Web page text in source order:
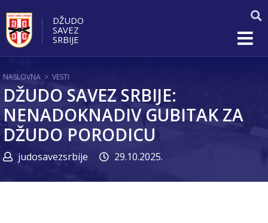
DŽUDO
SAVEZ
SRBIJE
NASLOVNA > VESTI
DŽUDO SAVEZ SRBIJE:
NENADOKNADIV GUBITAK ZA
DŽUDO PORODICU
judosavezsrbije 29.10.2025.